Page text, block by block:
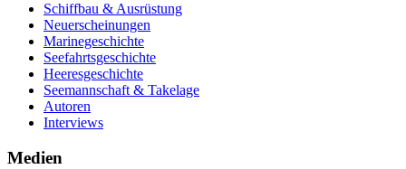
Schiffbau & Ausrüstung
Neuerscheinungen
Marinegeschichte
Seefahrtsgeschichte
Heeresgeschichte
Seemannschaft & Takelage
Autoren
Interviews
Medien